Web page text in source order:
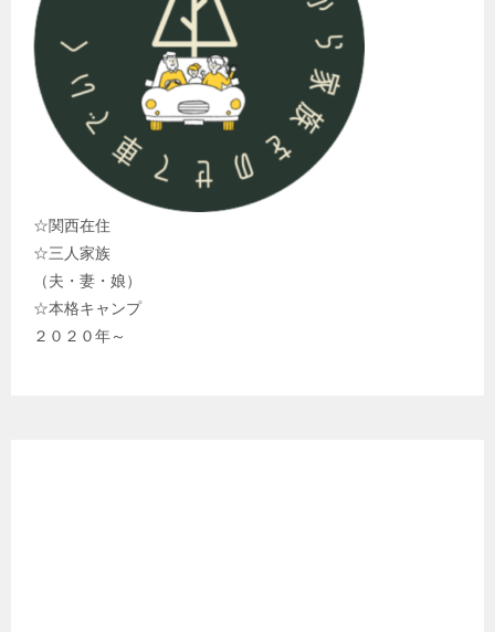
☆関西在住
☆三人家族
（夫・妻・娘）
☆本格キャンプ
２０２０年～